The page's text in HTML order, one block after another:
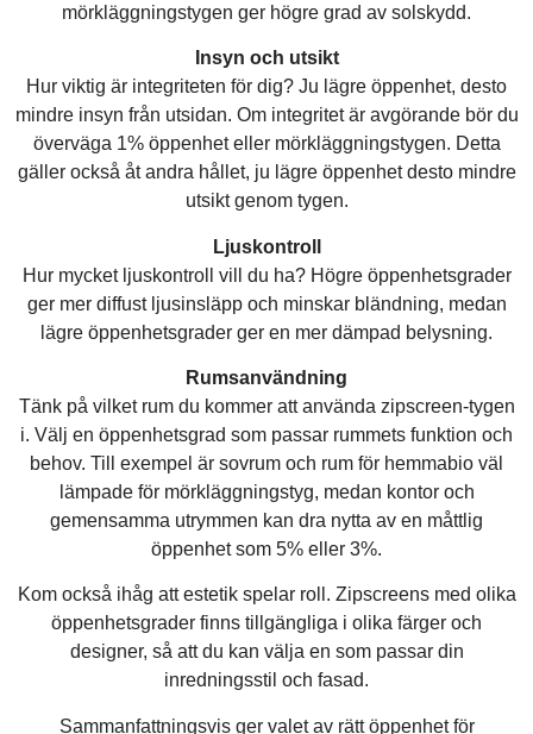
mörkläggningstygen ger högre grad av solskydd.
Insyn och utsikt
Hur viktig är integriteten för dig? Ju lägre öppenhet, desto
mindre insyn från utsidan. Om integritet är avgörande bör du
överväga 1% öppenhet eller mörkläggningstygen. Detta
gäller också åt andra hållet, ju lägre öppenhet desto mindre
utsikt genom tygen.
Ljuskontroll
Hur mycket ljuskontroll vill du ha? Högre öppenhetsgrader
ger mer diffust ljusinsläpp och minskar bländning, medan
lägre öppenhetsgrader ger en mer dämpad belysning.
Rumsanvändning
Tänk på vilket rum du kommer att använda zipscreen-tygen
i. Välj en öppenhetsgrad som passar rummets funktion och
behov. Till exempel är sovrum och rum för hemmabio väl
lämpade för mörkläggningstyg, medan kontor och
gemensamma utrymmen kan dra nytta av en måttlig
öppenhet som 5% eller 3%.
Kom också ihåg att estetik spelar roll. Zipscreens med olika
öppenhetsgrader finns tillgängliga i olika färger och
designer, så att du kan välja en som passar din
inredningsstil och fasad.
Sammanfattningsvis ger valet av rätt öppenhet för